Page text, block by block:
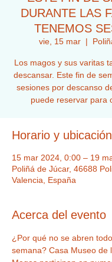
DURANTE LAS
TENEMOS
vie, 15 mar
  |
Los magos y sus varitas
descansar. Este fin de
sesiones por descanso
puede reservar para
Horario y ubicación
15 mar 2024, 0:00 – 19
Poliñá de Júcar, 46688
Valencia, España
Acerca del evento
¿Por qué no se abren
semana? Casa Museo de